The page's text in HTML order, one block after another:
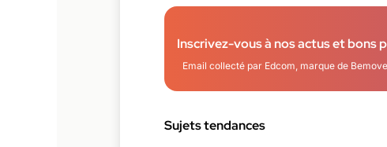
Inscrivez-vous à nos actus et bons
Email collecté par Edcom, marque de
Sujets tendances